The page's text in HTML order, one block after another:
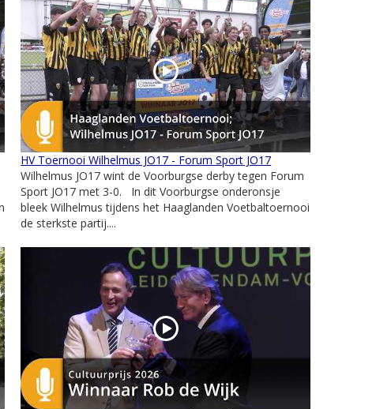
HV Toernooi Wilhelmus JO17 - Forum Sport JO17
Wilhelmus JO17 wint de Voorburgse derby tegen Forum
Sport JO17 met 3-0. In dit Voorburgse onderonsje
bleek Wilhelmus tijdens het Haaglanden Voetbaltoernooi
de sterkste partij....